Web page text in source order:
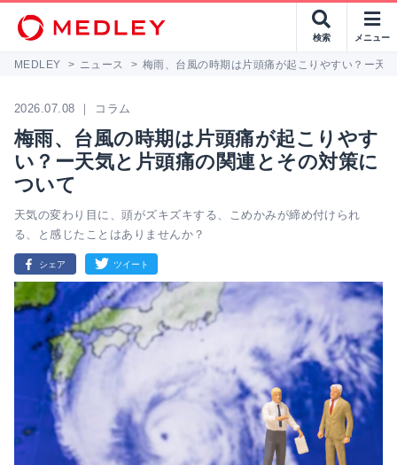
検索 メニュー
MEDLEY > ニュース > 梅雨、台風の時期は片頭痛が起こりやすい？ー天
2026.07.08 ｜ コラム
梅雨、台風の時期は片頭痛が起こりやす
い？ー天気と片頭痛の関連とその対策に
ついて
天気の変わり目に、頭がズキズキする、こめかみが締め付けられ
る、と感じたことはありませんか？